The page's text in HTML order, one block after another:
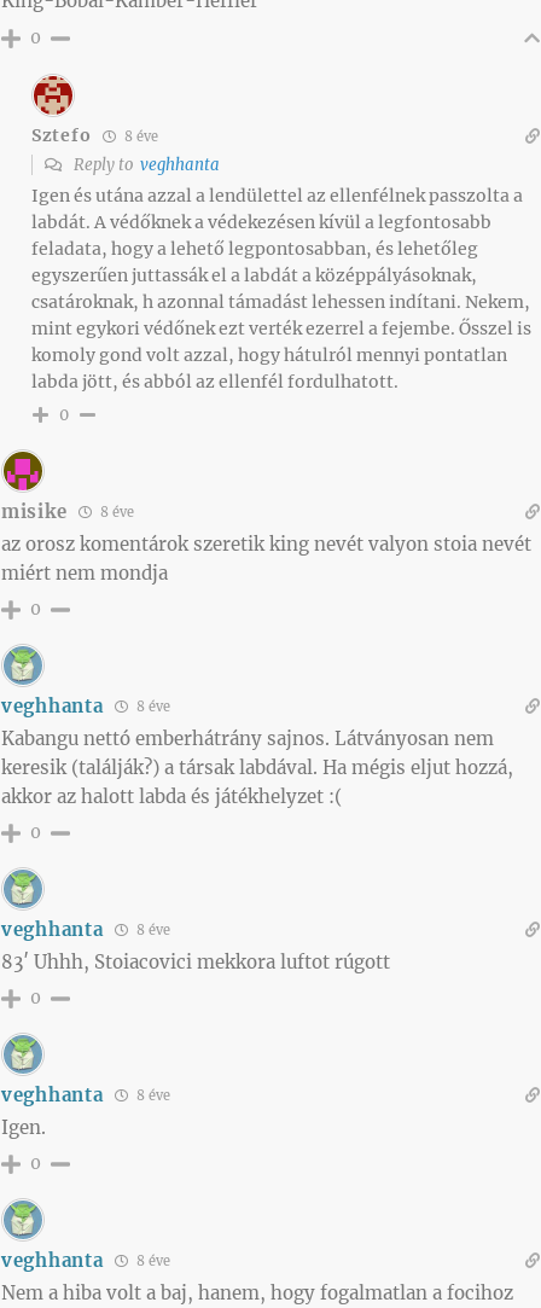
0
Sztefo 8 éve
Reply to veghhanta
Igen és utána azzal a lendülettel az ellenfélnek passzolta a
labdát. A védőknek a védekezésen kívül a legfontosabb
feladata, hogy a lehető legpontosabban, és lehetőleg
egyszerűen juttassák el a labdát a középpályásoknak,
csatároknak, h azonnal támadást lehessen indítani. Nekem,
mint egykori védőnek ezt verték ezerrel a fejembe. Ősszel is
komoly gond volt azzal, hogy hátulról mennyi pontatlan
labda jött, és abból az ellenfél fordulhatott.
0
misike 8 éve
az orosz komentárok szeretik king nevét valyon stoia nevét
miért nem mondja
0
veghhanta 8 éve
Kabangu nettó emberhátrány sajnos. Látványosan nem
keresik (találják?) a társak labdával. Ha mégis eljut hozzá,
akkor az halott labda és játékhelyzet :(
0
veghhanta 8 éve
83′ Uhhh, Stoiacovici mekkora luftot rúgott
0
veghhanta 8 éve
Igen.
0
veghhanta 8 éve
Nem a hiba volt a baj, hanem, hogy fogalmatlan a focihoz